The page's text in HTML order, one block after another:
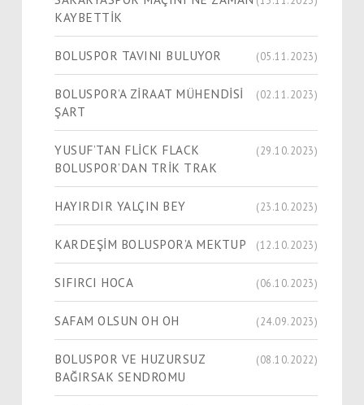
KAYBETTİK
BOLUSPOR TAVINI BULUYOR (05.11.2023)
BOLUSPOR’A ZİRAAT MÜHENDİSİ
ŞART
(02.11.2023)
YUSUF’TAN FLİCK FLACK
BOLUSPOR’DAN TRİK TRAK
(29.10.2023)
HAYIRDIR YALÇIN BEY (23.10.2023)
KARDEŞİM BOLUSPOR’A MEKTUP (12.10.2023)
SIFIRCI HOCA (06.10.2023)
SAFAM OLSUN OH OH (24.09.2023)
BOLUSPOR VE HUZURSUZ
BAĞIRSAK SENDROMU
(08.10.2022)